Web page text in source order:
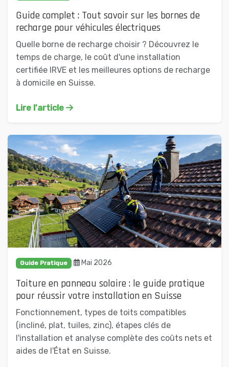
Guide complet : Tout savoir sur les bornes de
recharge pour véhicules électriques
Quelle borne de recharge choisir ? Découvrez le
temps de charge, le coût d'une installation
certifiée IRVE et les meilleures options de recharge
à domicile en Suisse.
Lire l'article
Guide Pratique Mai 2026
Toiture en panneau solaire : le guide pratique
pour réussir votre installation en Suisse
Fonctionnement, types de toits compatibles
(incliné, plat, tuiles, zinc), étapes clés de
l'installation et analyse complète des coûts nets et
aides de l'État en Suisse.